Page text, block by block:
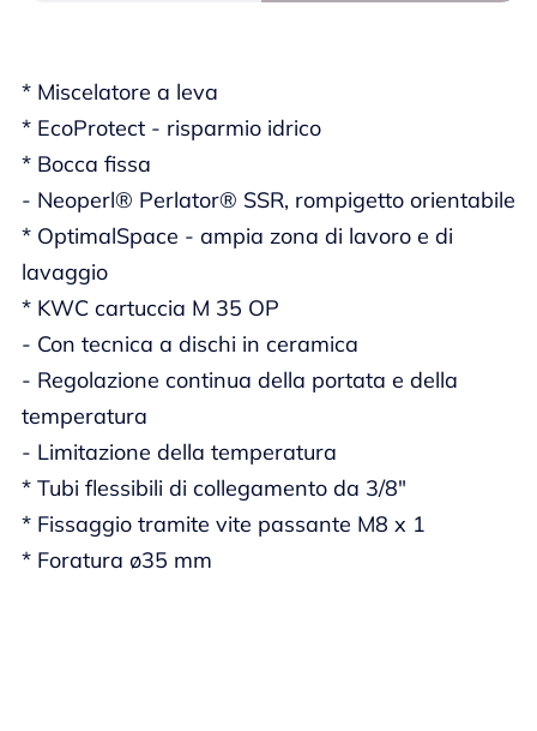
* Miscelatore a leva
* EcoProtect - risparmio idrico
* Bocca fissa
- Neoperl® Perlator® SSR, rompigetto orientabile
* OptimalSpace - ampia zona di lavoro e di
lavaggio
* KWC cartuccia M 35 OP
- Con tecnica a dischi in ceramica
- Regolazione continua della portata e della
temperatura
- Limitazione della temperatura
* Tubi flessibili di collegamento da 3/8"
* Fissaggio tramite vite passante M8 x 1
* Foratura ø35 mm